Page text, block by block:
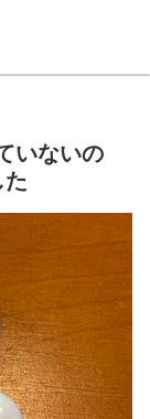
いないの